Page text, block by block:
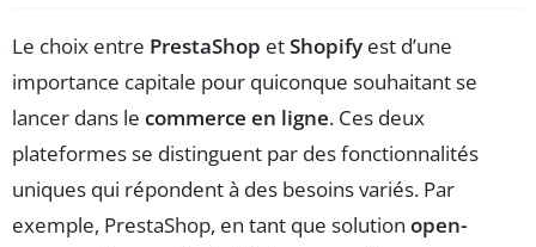
Le choix entre PrestaShop etShopify est d’une
importance capitale pour quiconque souhaitant se
lancer dans le commerce en ligne. Ces deux
plateformes se distinguent par des fonctionnalités
uniques qui répondent à des besoins variés. Par
exemple, PrestaShop, en tant que solution open-